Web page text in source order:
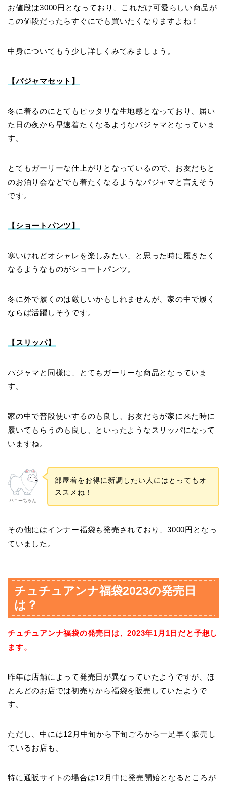
お値段は3000円となっており、これだけ可愛らしい商品が
この値段だったらすぐにでも買いたくなりますよね！
中身についてもう少し詳しくみてみましょう。
【パジャマセット】
冬に着るのにとてもピッタリな生地感となっており、届い
た日の夜から早速着たくなるようなパジャマとなっていま
す。
とてもガーリーな仕上がりとなっているので、お友だちと
のお泊り会などでも着たくなるようなパジャマと言えそう
です。
【ショートパンツ】
寒いけれどオシャレを楽しみたい、と思った時に履きたく
なるようなものがショートパンツ。
冬に外で履くのは厳しいかもしれませんが、家の中で履く
ならば活躍しそうです。
【スリッパ】
パジャマと同様に、とてもガーリーな商品となっていま
す。
家の中で普段使いするのも良し、お友だちが家に来た時に
履いてもらうのも良し、といったようなスリッパになって
いますね。
ハニーちゃん
部屋着をお得に新調したい人にはとってもオ
ススメね！
その他にはインナー福袋も発売されており、3000円となっ
ていました。
チュチュアンナ福袋2023の発売日
は？
チュチュアンナ福袋の発売日は、2023年1月1日だと予想し
ます。
昨年は店舗によって発売日が異なっていたようですが、ほ
とんどのお店では初売りから福袋を販売していたようで
す。
ただし、中には12月中旬から下旬ごろから一足早く販売し
ているお店も。
特に通販サイトの場合は12月中に発売開始となるところが